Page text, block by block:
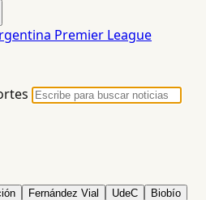
Premier League
Fernández Vial UdeC Biobío